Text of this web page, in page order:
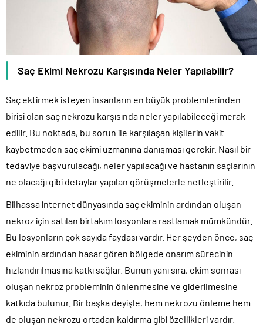
Saç Ekimi Nekrozu Karşısında Neler Yapılabilir?
Saç ektirmek isteyen insanların en büyük problemlerinden
birisi olan saç nekrozu karşısında neler yapılabileceği merak
edilir. Bu noktada, bu sorun ile karşılaşan kişilerin vakit
kaybetmeden saç ekimi uzmanına danışması gerekir. Nasıl bir
tedaviye başvurulacağı, neler yapılacağı ve hastanın saçlarının
ne olacağı gibi detaylar yapılan görüşmelerle netleştirilir.
Bilhassa internet dünyasında saç ekiminin ardından oluşan
nekroz için satılan birtakım losyonlara rastlamak mümkündür.
Bu losyonların çok sayıda faydası vardır. Her şeyden önce, saç
ekiminin ardından hasar gören bölgede onarım sürecinin
hızlandırılmasına katkı sağlar. Bunun yanı sıra, ekim sonrası
oluşan nekroz probleminin önlenmesine ve giderilmesine
katkıda bulunur. Bir başka deyişle, hem nekrozu önleme hem
de oluşan nekrozu ortadan kaldırma gibi özellikleri vardır.